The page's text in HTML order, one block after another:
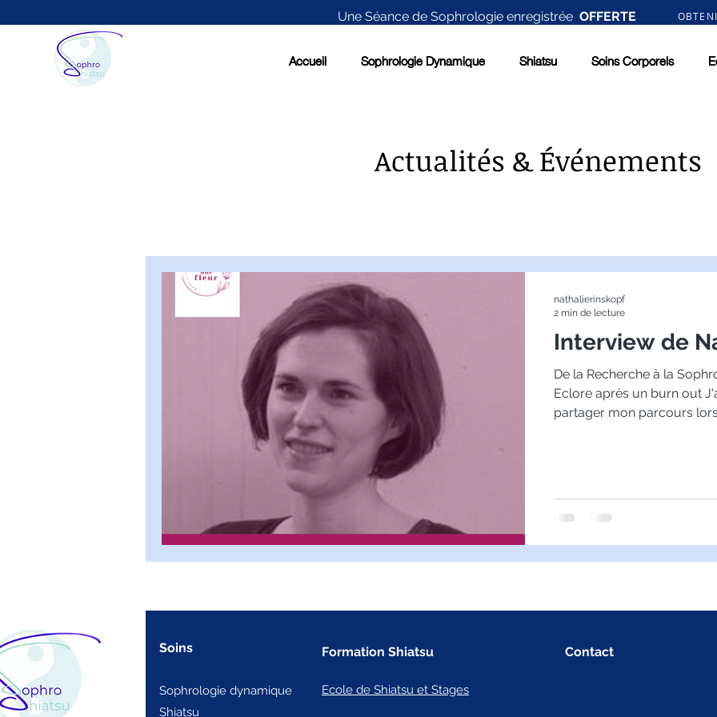
Une Séance de Sophrologie enregistrée OFFERTE
Accueil Sophrologie Dynamique Shiatsu Soins Corporels
Accueil Sophrologie Dynamique Shiatsu Soins Corporels
Actualités & Événements
Interview de
De la Recherche à la
Eclore après un burn out
partager mon parcours lors
nathalierinskopf
2 min de lecture
Soins
Sophrologie dynamique
Shiatsu
Formation Shiatsu
Ecole de Shiatsu et Stages
Contact